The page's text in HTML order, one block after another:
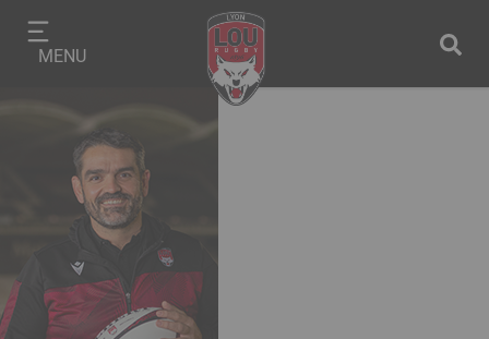
contenuMENU
Panneau de gestion des cookies